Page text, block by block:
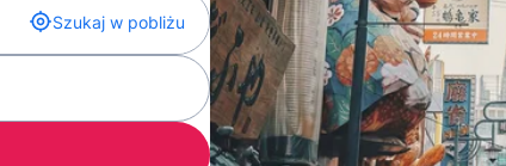
Szukaj w pobliżu